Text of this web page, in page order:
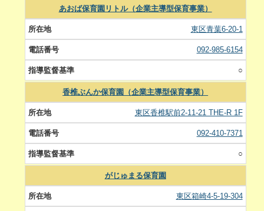
あおば保育園リトル（企業主導型保育事業）
東区青葉6-20-1
092-985-6154
○
香椎ぶんか保育園（企業主導型保育事業）
東区香椎駅前2-11-21 THE-R 1F
092-410-7371
○
がじゅまる保育園
東区箱崎4-5-19-304